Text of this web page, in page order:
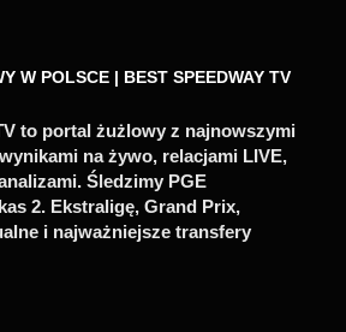
W POLSCE | BEST SPEEDWAY TV
to portal żużlowy z najnowszymi
na żywo, relacjami LIVE,
Śledzimy PGE
2. Ekstraligę, Grand Prix,
i najważniejsze transfery